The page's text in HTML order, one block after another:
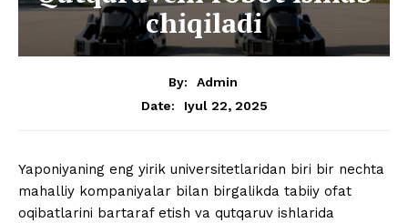
chiqiladi
By:
Admin
Date:
Iyul 22, 2025
Yaponiyaning eng yirik universitetlaridan biri bir nechta
mahalliy kompaniyalar bilan birgalikda tabiiy ofat
oqibatlarini bartaraf etish va qutqaruv ishlarida